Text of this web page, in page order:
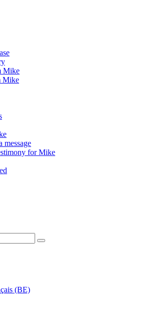
Mike
Mike
message
for Mike
(BE)